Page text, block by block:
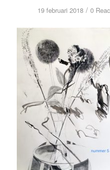
19 februari 2018 / 0